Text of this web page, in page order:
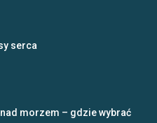
serca
morzem – gdzie wybrać